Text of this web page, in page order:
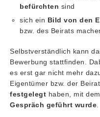
befürchten sind
sich ein Bild von den
bzw. des Beirats
Selbstverständlich kann
Bewerbung stattfinden.
es erst gar nicht mehr
Eigentümer bzw. der
festgelegt haben, mit
Gespräch geführt wurde